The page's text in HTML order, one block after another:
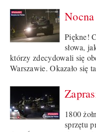
Piękne!
słowa,
którzy zdecydowali się
Warszawie. Okazało się
1800
sprzętu